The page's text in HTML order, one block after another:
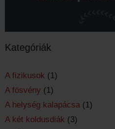
Kategóriák
A fizikusok (1)
A fösvény (1)
A helység kalapácsa (1)
A két koldusdiák (3)